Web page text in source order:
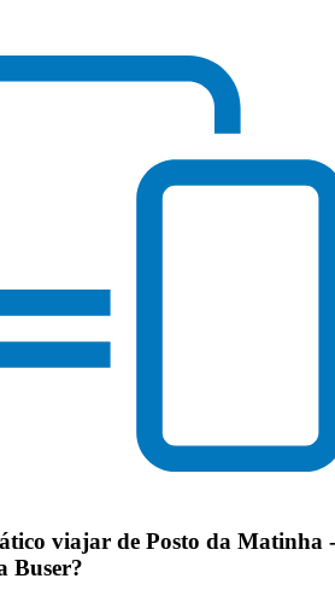
viajar de Posto da Matinha -
Buser?